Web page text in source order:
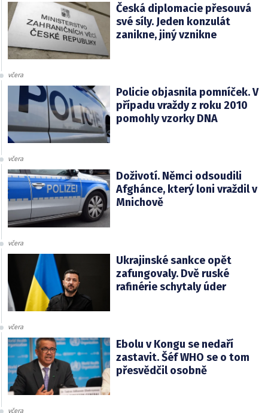
Česká diplomacie přesouvá
své síly. Jeden konzulát
zanikne, jiný vznikne
včera
Policie objasnila pomníček. V
případu vraždy z roku 2010
pomohly vzorky DNA
včera
Doživotí. Němci odsoudili
Afghánce, který loni vraždil v
Mnichově
včera
Ukrajinské sankce opět
zafungovaly. Dvě ruské
rafinérie schytaly úder
včera
Ebolu v Kongu se nedaří
zastavit. Šéf WHO se o tom
přesvědčil osobně
včera